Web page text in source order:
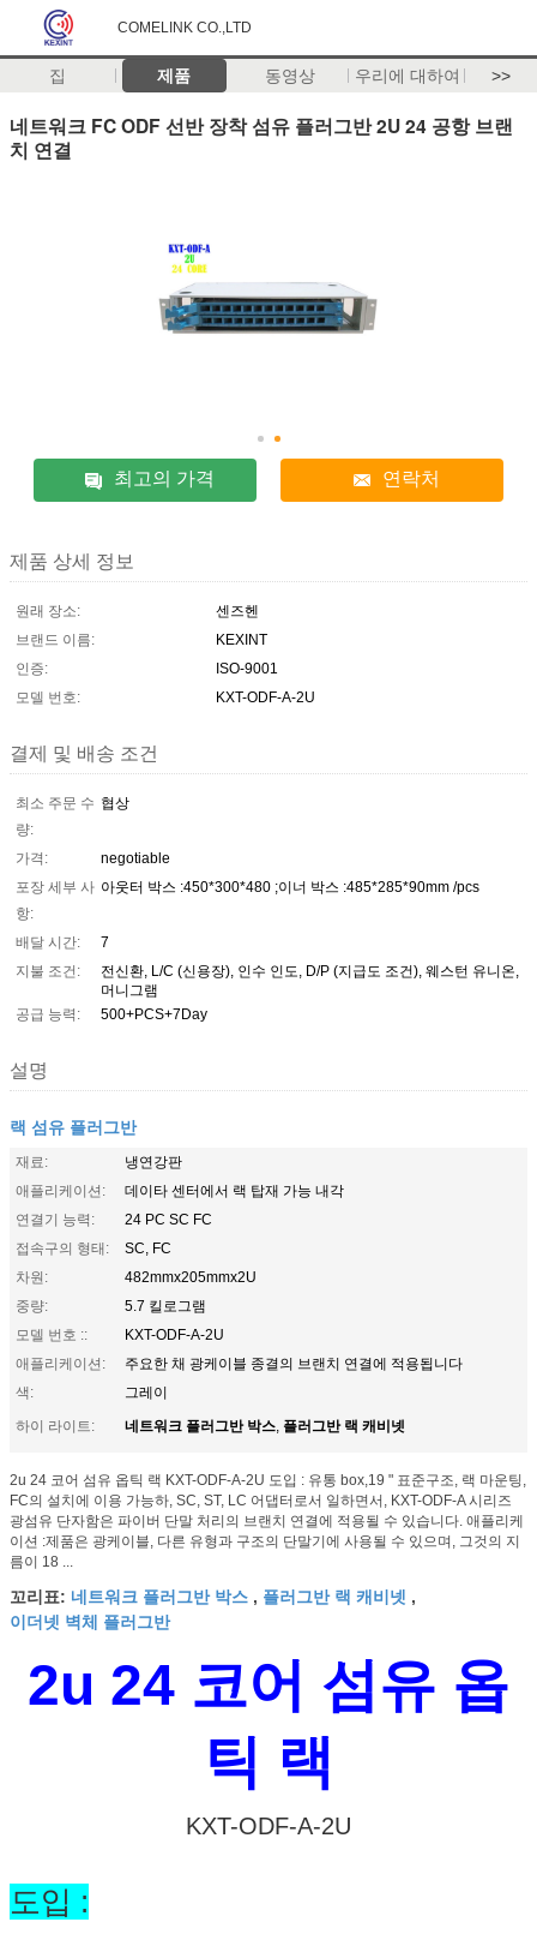
COMELINK CO.,LTD
집 제품 동영상 우리에 대하여 >>
네트워크 FC ODF 선반 장착 섬유 플러그반 2U 24 공항 브랜
치 연결
최고의 가격 연락처
제품 상세 정보
원래 장소:
센즈헨
브랜드 이름:
KEXINT
인증:
ISO-9001
모델 번호:
KXT-ODF-A-2U
결제 및 배송 조건
최소 주문 수
량:
협상
가격:
negotiable
포장 세부 사
항:
아웃터 박스 :450*300*480 ;이너 박스 :485*285*90mm /pcs
배달 시간:
7
지불 조건:
전신환, L/C (신용장), 인수 인도, D/P (지급도 조건), 웨스턴 유니온,
머니그램
공급 능력:
500+PCS+7Day
설명
랙 섬유 플러그반
재료:
냉연강판
애플리케이션:
데이타 센터에서 랙 탑재 가능 내각
연결기 능력:
24 PC SC FC
접속구의 형태:
SC, FC
차원:
482mmx205mmx2U
중량:
5.7 킬로그램
모델 번호 ::
KXT-ODF-A-2U
애플리케이션:
주요한 채 광케이블 종결의 브랜치 연결에 적용됩니다
색:
그레이
하이 라이트:
네트워크 플러그반 박스, 플러그반 랙 캐비넷
2u 24 코어 섬유 옵틱 랙 KXT-ODF-A-2U 도입 : 유통 box,19 " 표준구조, 랙 마운팅,
FC의 설치에 이용 가능하, SC, ST, LC 어댑터로서 일하면서, KXT-ODF-A 시리즈
광섬유 단자함은 파이버 단말 처리의 브랜치 연결에 적용될 수 있습니다. 애플리케
이션 :제품은 광케이블, 다른 유형과 구조의 단말기에 사용될 수 있으며, 그것의 지
름이 18 ...
꼬리표: 네트워크 플러그반 박스 , 플러그반 랙 캐비넷 ,
이더넷 벽체 플러그반
2u 24 코어 섬유 옵
틱 랙
KXT-ODF-A-2U
도입 :